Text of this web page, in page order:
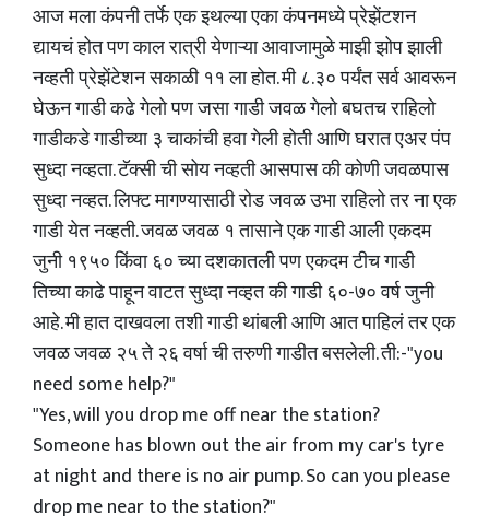
आज मला कंपनी तर्फे एक इथल्या एका कंपनमध्ये प्रेझेंटशन
द्यायचं होत पण काल रात्री येणाऱ्या आवाजामुळे माझी झोप झाली
नव्हती प्रेझेंटेशन सकाळी ११ ला होत. मी ८.३० पर्यंत सर्व आवरून
घेऊन गाडी कढे गेलो पण जसा गाडी जवळ गेलो बघतच राहिलो
गाडीकडे गाडीच्या ३ चाकांची हवा गेली होती आणि घरात एअर पंप
सुध्दा नव्हता. टॅक्सी ची सोय नव्हती आसपास की कोणी जवळपास
सुध्दा नव्हत. लिफ्ट मागण्यासाठी रोड जवळ उभा राहिलो तर ना एक
गाडी येत नव्हती. जवळ जवळ १ तासाने एक गाडी आली एकदम
जुनी १९५० किंवा ६० च्या दशकातली पण एकदम टीच गाडी
तिच्या काढे पाहून वाटत सुध्दा नव्हत की गाडी ६०-७० वर्ष जुनी
आहे. मी हात दाखवला तशी गाडी थांबली आणि आत पाहिलं तर एक
जवळ जवळ २५ ते २६ वर्षा ची तरुणी गाडीत बसलेली. ती:-"you
need some help?"
"Yes, will you drop me off near the station?
Someone has blown out the air from my car's tyre
at night and there is no air pump. So can you please
drop me near to the station?"